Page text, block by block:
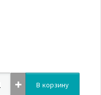
В корзину